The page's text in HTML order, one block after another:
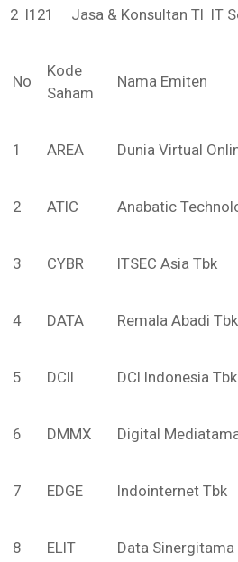
2 I121 Jasa & Konsultan TI IT
No
Kode
Saham
Nama Emiten
1 AREA Dunia Virtual
2 ATIC Anabatic
3 CYBR ITSEC Asia Tbk
4 DATA Remala Abadi Tbk
5 DCII DCI Indonesia Tbk
6 DMMX Digital
7 EDGE Indointernet Tbk
8 ELIT Data Sinergitama